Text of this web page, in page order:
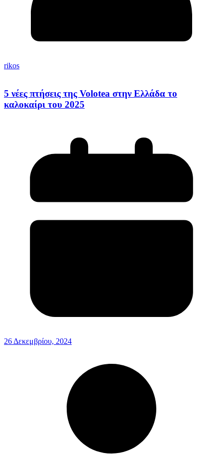
rikos
5 νέες πτήσεις της Volotea στην Ελλάδα το
καλοκαίρι του 2025
26 Δεκεμβρίου, 2024